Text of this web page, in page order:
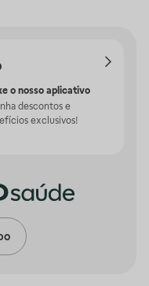
o nosso aplicativo
descontos e
exclusivos!